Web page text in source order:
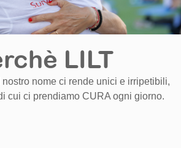
LILT
nome ci rende unici e irripetibili,
cui ci prendiamo CURA ogni giorno.